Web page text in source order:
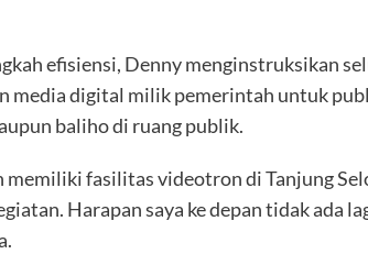
efisiensi, Denny menginstruksikan
media digital milik pemerintah untuk
baliho di ruang publik.
memiliki fasilitas videotron di Tanjung
Harapan saya ke depan tidak ada